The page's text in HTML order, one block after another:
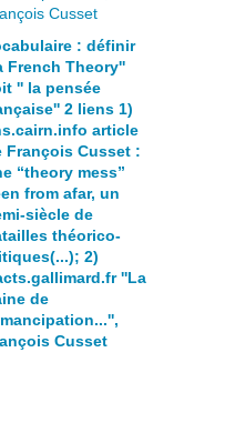
: définir
French Theory''
'' la pensée
2 liens 1)
article
François Cusset :
“theory mess”
from afar, un
siècle de
théorico-
2)
''La
de
Cusset